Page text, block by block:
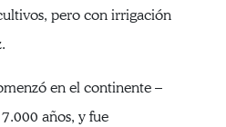
pero con irrigación
en el continente –
años, y fue